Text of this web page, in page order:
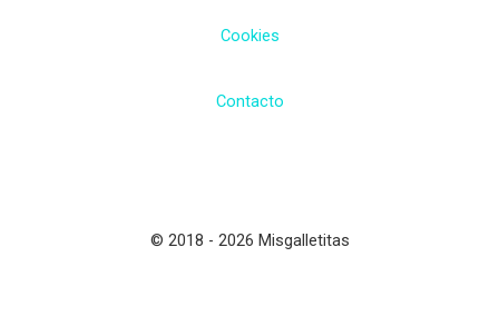
Cookies
Contacto
© 2018 - 2026 Misgalletitas